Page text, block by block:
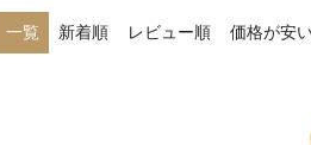
一覧 新着順 レビュー順 価格が安